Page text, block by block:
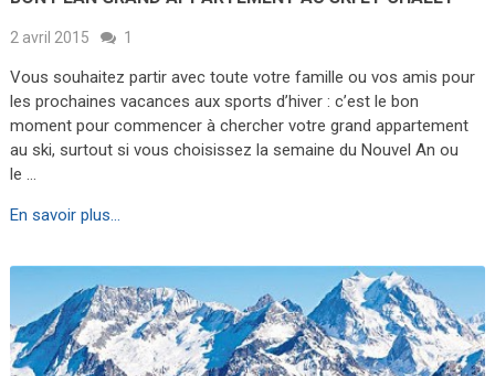
2 avril 2015 1
Vous souhaitez partir avec toute votre famille ou vos amis pour
les prochaines vacances aux sports d’hiver : c’est le bon
moment pour commencer à chercher votre grand appartement
au ski, surtout si vous choisissez la semaine du Nouvel An ou
le …
En savoir plus...